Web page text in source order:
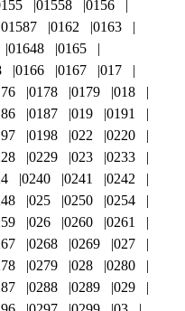
01558
0156
01587 0162
0163
01648
0165
0166 0167
017
0178 0179
018
0187 019
0191
0198 022
0220
0229 023
0233
0240 0241
0242
025 0250
0254
026 0260
0261
0268 0269
027
0279 028
0280
0288 0289
029